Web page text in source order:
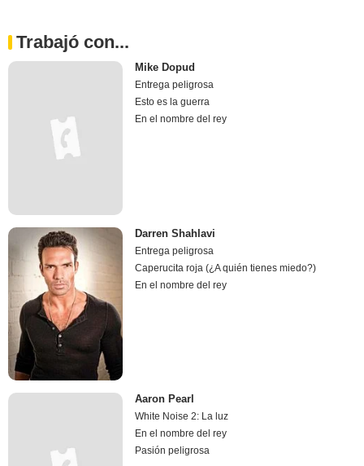
Trabajó con...
Mike Dopud
Entrega peligrosa
Esto es la guerra
En el nombre del rey
Darren Shahlavi
Entrega peligrosa
Caperucita roja (¿A quién tienes miedo?)
En el nombre del rey
Aaron Pearl
White Noise 2: La luz
En el nombre del rey
Pasión peligrosa